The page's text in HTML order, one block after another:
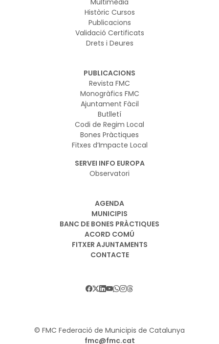
Multimèdia
Històric Cursos
Publicacions
Validació Certificats
Drets i Deures
PUBLICACIONS
Revista FMC
Monogràfics FMC
Ajuntament Fàcil
Butlletí
Codi de Regim Local
Bones Pràctiques
Fitxes d’Impacte Local
SERVEI INFO EUROPA
Observatori
AGENDA
MUNICIPIS
BANC DE BONES PRÀCTIQUES
ACORD COMÚ
FITXER AJUNTAMENTS
CONTACTE
© FMC Federació de Municipis de Catalunya
fmc@fmc.cat